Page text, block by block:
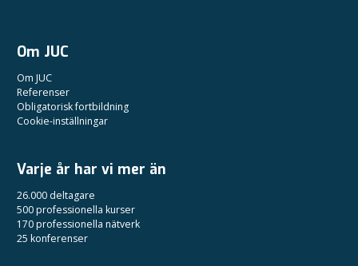
Om JUC
Om JUC
Referenser
Obligatorisk fortbildning
Cookie-inställningar
Varje år har vi mer än
26.000 deltagare
500 professionella kurser
170 professionella nätverk
25 konferenser